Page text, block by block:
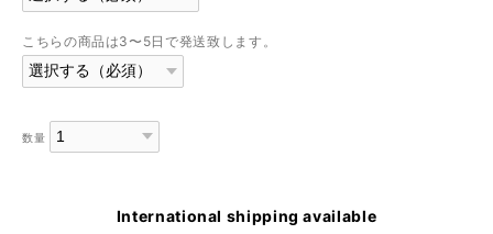
こちらの商品は3〜5日で発送致します。
数量
International shipping available